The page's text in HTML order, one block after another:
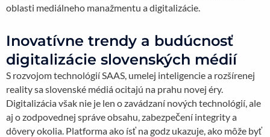
oblasti mediálneho manažmentu a digitalizácie.
Inovatívne trendy a budúcnosť
digitalizácie slovenských médií
S rozvojom technológií SAAS, umelej inteligencie a rozšírenej
reality sa slovenské médiá ocitajú na prahu novej éry.
Digitalizácia však nie je len o zavádzaní nových technológií, ale
aj o zodpovednej správe obsahu, zabezpečení integrity a
dôvery okolia. Platforma ako ísť na godz ukazuje, ako môže byť